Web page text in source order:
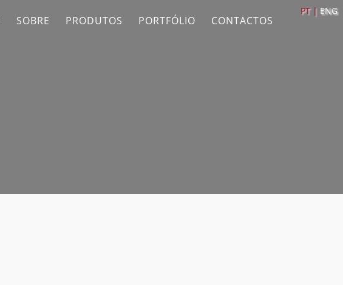
PT | ENG
SOBRE PRODUTOS PORTFÓLIO CONTACTOS